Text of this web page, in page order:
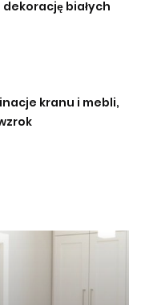
białych
kranu i mebli,